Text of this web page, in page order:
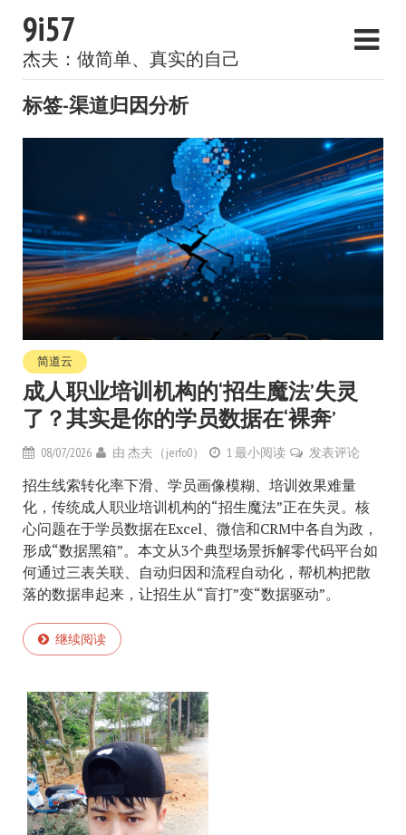
9i57
杰夫：做简单、真实的自己
标签-渠道归因分析
简道云
成人职业培训机构的‘招生魔法’失灵
了？其实是你的学员数据在‘裸奔’
08/07/2026 由 杰夫（jerfo0） 1 最小阅读 发表评论
招生线索转化率下滑、学员画像模糊、培训效果难量
化，传统成人职业培训机构的“招生魔法”正在失灵。核
心问题在于学员数据在Excel、微信和CRM中各自为政，
形成“数据黑箱”。本文从3个典型场景拆解零代码平台如
何通过三表关联、自动归因和流程自动化，帮机构把散
落的数据串起来，让招生从“盲打”变“数据驱动”。
继续阅读